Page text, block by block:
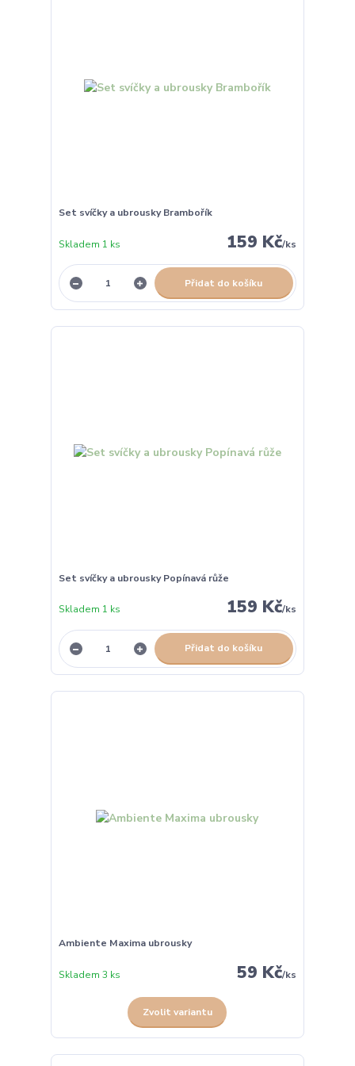
Set svíčky a ubrousky Brambořík
159 Kč/ks
Skladem 1 ks
Přidat do košíku
Set svíčky a ubrousky Popínavá růže
159 Kč/ks
Skladem 1 ks
Přidat do košíku
Ambiente Maxima ubrousky
59 Kč/ks
Skladem 3 ks
Zvolit variantu